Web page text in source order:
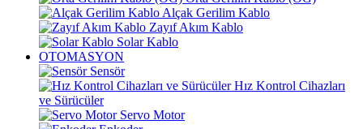
Alçak Gerilim Kablo
Zayıf Akım Kablo
Solar Kablo
OTOMASYON
Sensör
Hız Kontrol Cihazları
ve Sürücüler
Servo Motor